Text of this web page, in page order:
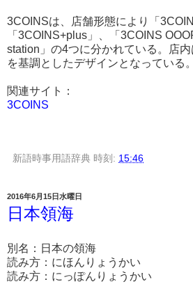
3COINSは、店舗形態により「
「3COINS+plus」、「3COINS
station」の4つに分かれている。店
を基調としたデザインとなっている。
関連サイト：
3COINS
新語時事用語辞典 時刻: 15:46
2016年6月15日水曜日
日本領海
別名：日本の領海
読み方：にほんりょうかい
読み方：にっぽんりょうかい